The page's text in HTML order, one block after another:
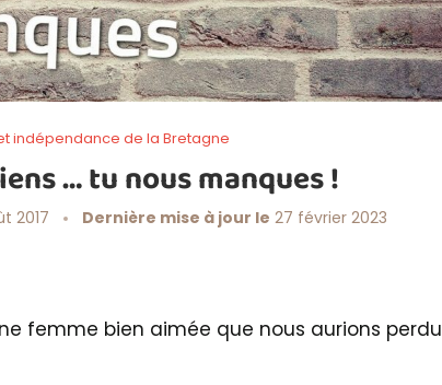
indépendance de la Bretagne
… tu nous manques !
2017 Dernière mise à jour le 27 février 2023
femme bien aimée que nous aurions perdu